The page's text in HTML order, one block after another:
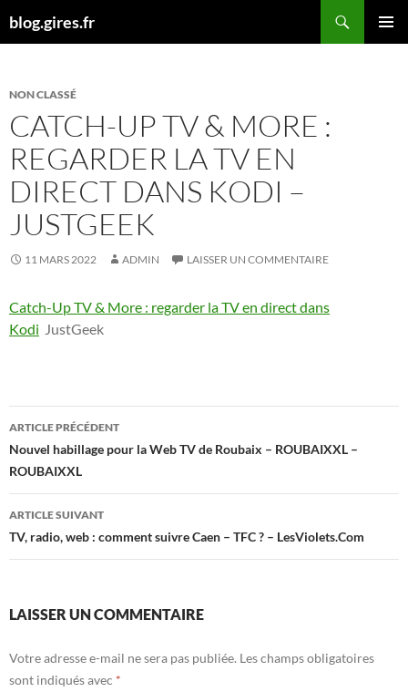
aublog.gires.fr
NON CLASSÉ
CATCH-UP TV & MORE :
REGARDER LA TV EN
DIRECT DANS KODI –
JUSTGEEK
11 MARS 2022 ADMIN LAISSER UN COMMENTAIRE
Catch-Up TV & More : regarder la TV en direct dans
Kodi JustGeek
Navigation
des
articles
ARTICLE PRÉCÉDENT
Nouvel habillage pour la Web TV de Roubaix – ROUBAIXXL –
ROUBAIXXL
ARTICLE SUIVANT
TV, radio, web : comment suivre Caen – TFC ? – LesViolets.Com
LAISSER UN COMMENTAIRE
Votre adresse e-mail ne sera pas publiée. Les champs obligatoires
sont indiqués avec *